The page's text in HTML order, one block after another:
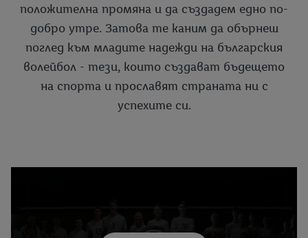
положителна промяна и да създадем едно по-
добро утре. Затова те каним да обърнеш
поглед към младите надежди на българския
волейбол - тези, които създават бъдещето
на спорта и прославят страната ни с
успехите си.